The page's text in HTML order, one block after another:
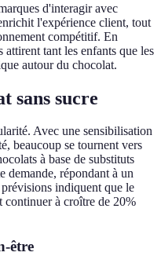
d'interagir avec
l'expérience client, tout
compétitif. En
tant les enfants que les
autour du chocolat.
sans sucre
Avec une sensibilisation
beaucoup se tournent vers
à base de substituts
demande, répondant à un
indiquent que le
continuer à croître de 20%
être